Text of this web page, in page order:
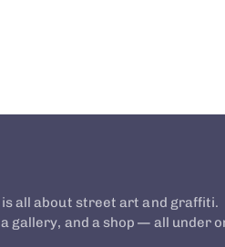
all about street art and graffiti.
gallery, and a shop — all under